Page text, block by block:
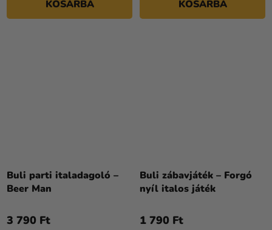
KOSÁRBA KOSÁRBA
Buli parti italadagoló –
Beer Man
3 790 Ft
Buli zábavjáték – Forgó
nyíl italos játék
1 790 Ft